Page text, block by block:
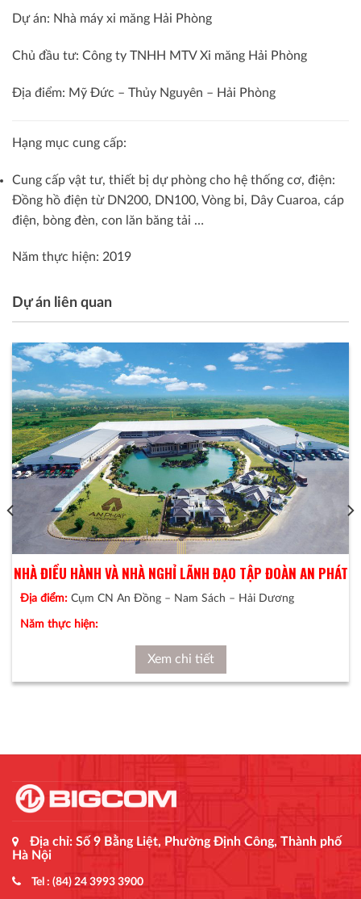
Dự án: Nhà máy xi măng Hải Phòng
Chủ đầu tư: Công ty TNHH MTV Xi măng Hải Phòng
Địa điểm: Mỹ Đức – Thủy Nguyên – Hải Phòng
Hạng mục cung cấp:
Cung cấp vật tư, thiết bị dự phòng cho hệ thống cơ, điện:
Đồng hồ điện từ DN200, DN100, Vòng bi, Dây Cuaroa, cáp
điện, bòng đèn, con lăn băng tải …
Năm thực hiện: 2019
Dự án liên quan
NHÀ ĐIỀU HÀNH VÀ NHÀ NGHỈ LÃNH ĐẠO TẬP ĐOÀN AN PHÁT
Địa điểm:Cụm CN An Đồng – Nam Sách – Hải Dương
Năm thực hiện:
Xem chi tiết
Địa chỉ: Số 9 Bằng Liệt, Phường Định Công, Thành phố
Hà Nội
Tel : (84) 24 3993 3900